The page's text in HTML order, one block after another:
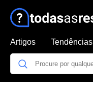
Artigos Tendências